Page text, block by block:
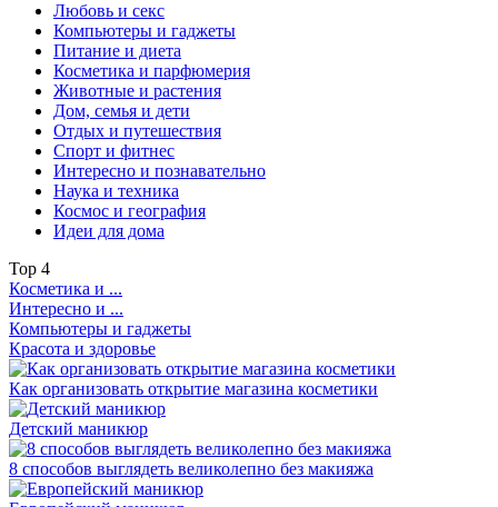
Любовь и секс
Компьютеры и гаджеты
Питание и диета
Косметика и парфюмерия
Животные и растения
Дом, семья и дети
Отдых и путешествия
Спорт и фитнес
Интересно и познавательно
Наука и техника
Космос и география
Идеи для дома
Top 4
Косметика и ...
Интересно и ...
Компьютеры и гаджеты
Красота и здоровье
Как организовать открытие магазина косметики
Детский маникюр
8 способов выглядеть великолепно без макияжа